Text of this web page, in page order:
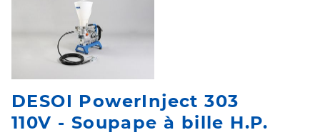
DESOI PowerInject 303
110V - Soupape à bille H.P.